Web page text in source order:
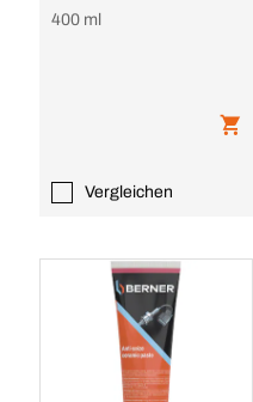
400 ml
Vergleichen